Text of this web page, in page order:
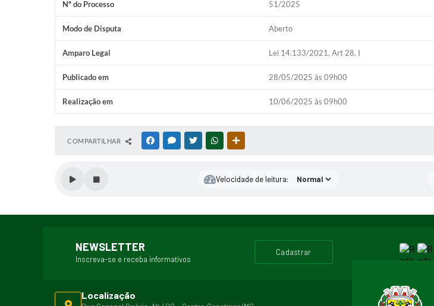
Nº do Processo 51/2025
Modo de Disputa Aberto
Amparo Legal Lei 14.133/2021, Art 28, I
Publicado em 28/05/2025 às 09h00
Realização em 10/06/2025 às 09h00
COMPARTILHAR FACEBOOKMESSENGER
TWITTERWHATSAPP
Velocidade de leitura:
Localização
NEWSLETTER
Inscreva-se e receba informativos
cadastrar